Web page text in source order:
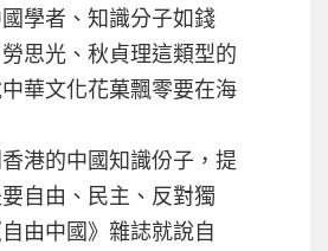
學者、知識分子如錢
思光、秋貞理這類型的
華文化花菓飄零要在海
港的中國知識份子，提
自由、民主、反對獨
由中國》雜誌就說自